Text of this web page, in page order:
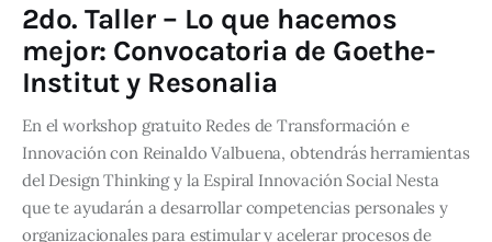
2do. Taller – Lo que hacemos
mejor: Convocatoria de Goethe-
Institut y Resonalia
En el workshop gratuito Redes de Transformación e
Innovación con Reinaldo Valbuena, obtendrás herramientas
del Design Thinking y la Espiral Innovación Social Nesta
que te ayudarán a desarrollar competencias personales y
organizacionales para estimular y acelerar procesos de